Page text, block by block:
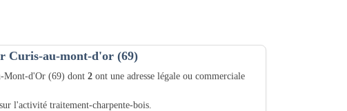
Curis-au-mont-d'or (69)
Mont-d'Or (69) dont 2 ont une adresse légale ou commerciale
l'activité traitement-charpente-bois.